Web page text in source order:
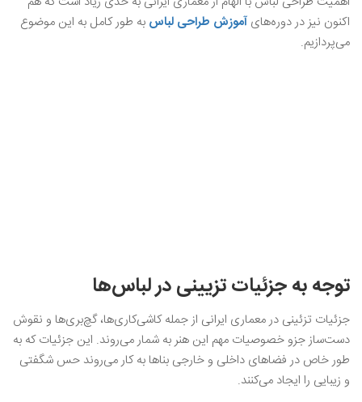
اکنون نیز در دوره‌های آموزش طراحی لباس به طور کامل به این موضوع
می‌پردازیم.
توجه به جزئیات تزیینی در لباس‌ها
جزئیات تزئینی در معماری ایرانی از جمله کاشی‌کاری‌ها، گچ‌بری‌ها و نقوش
دست‌ساز جزو خصوصیات مهم این هنر به شمار می‌روند. این جزئیات که به
طور خاص در فضاهای داخلی و خارجی بناها به کار می‌روند حس شگفتی
و زیبایی را ایجاد می‌کنند.